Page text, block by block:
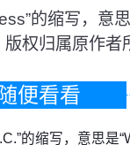
的缩写，意
权归属原作
随便看看
的缩写，意思是